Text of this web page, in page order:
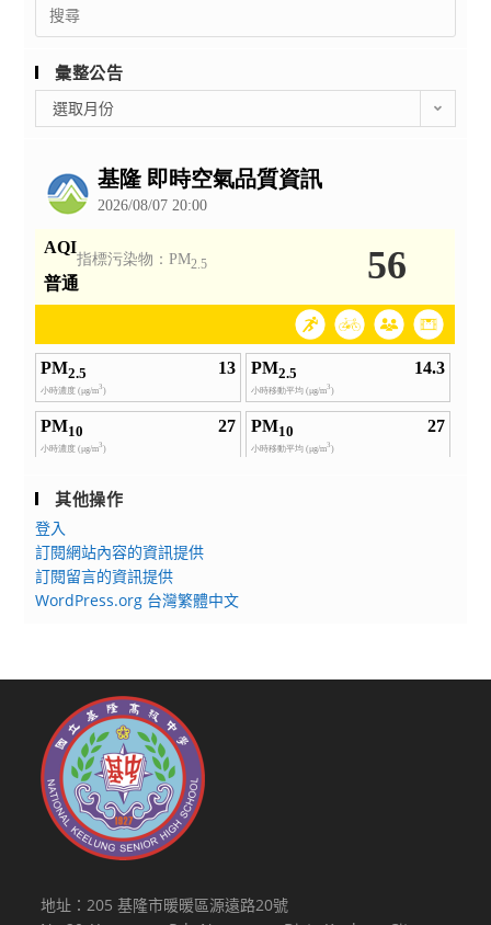
for:
彙整公告
整
選取月份
其他操作
登入
訂閱網站內容的資訊提供
訂閱留言的資訊提供
WordPress.org 台灣繁體中文
地址：205 基隆市暖暖區源遠路20號